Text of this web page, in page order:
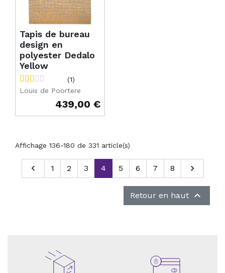
Tapis de bureau
design en
polyester Dedalo
Yellow
(1)
Louis de Poortere
439,00 €
Affichage 136-180 de 331 article(s)
Précédent
 1 2 3 4 5 6 7 8 Suivant

Retour en haut 